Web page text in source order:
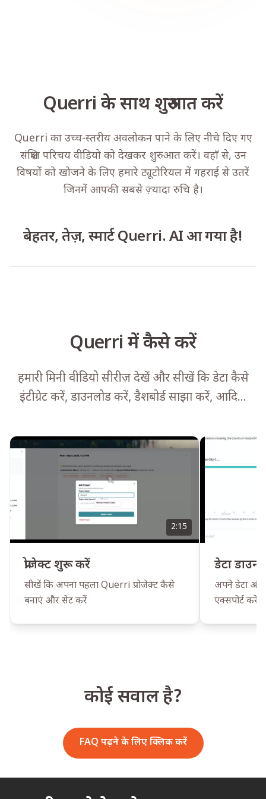
Querri के साथ शुरुआत करें
Querri का उच्च-स्तरीय अवलोकन पाने के लिए नीचे दिए गए
संक्षिप्त परिचय वीडियो को देखकर शुरुआत करें। वहाँ से, उन
विषयों को खोजने के लिए हमारे ट्यूटोरियल में गहराई से उतरें
जिनमें आपकी सबसे ज़्यादा रुचि है।
बेहतर, तेज़, स्मार्ट Querri. AI आ गया है!
Querri में कैसे करें
हमारी मिनी वीडियो सीरीज़ देखें और सीखें कि डेटा कैसे
इंटीग्रेट करें, डाउनलोड करें, डैशबोर्ड साझा करें, आदि...
2:15
प्रोजेक्ट शुरू करें
सीखें कि अपना पहला Querri प्रोजेक्ट कैसे
बनाएं और सेट करें
डेटा
अपने डेटा और
एक्सपोर्ट करें
कोई सवाल है?
FAQ पढ़ने के लिए क्लिक करें